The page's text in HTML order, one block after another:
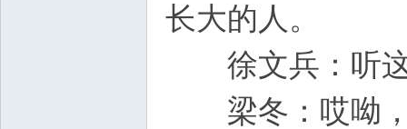
长大的人。
徐文兵：听这
梁冬：哎呦，